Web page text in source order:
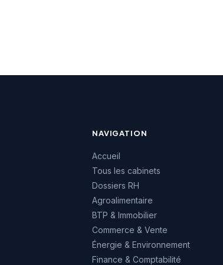
prestations de conseil RH.
NAVIGATION
Accueil
Tous les cabinets
Dossiers RH
Agroalimentaire
BTP & Immobilier
Commerce & Vente
Énergie & Environnement
Finance & Comptabilité